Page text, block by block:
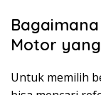
Motor
Untuk memilih